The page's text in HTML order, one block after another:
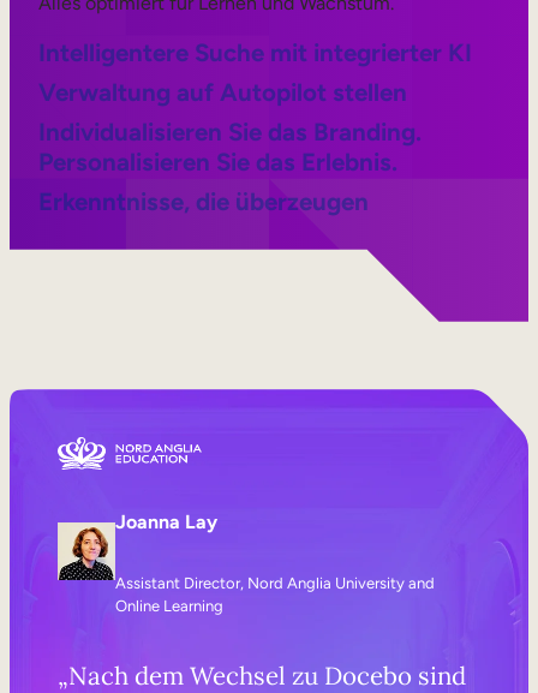
Intelligentere Suche mit integrierter KI
Verwaltung auf Autopilot stellen
Individualisieren Sie das Branding.
Personalisieren Sie das Erlebnis.
Erkenntnisse, die überzeugen
Joanna Lay
Assistant Director, Nord Anglia University and
Online Learning
„Nach dem Wechsel zu Docebo sind